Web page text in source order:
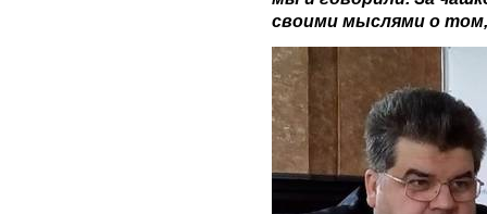
своими мыслями о